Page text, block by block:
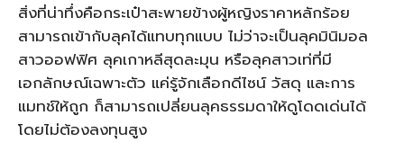
สิ่งที่น่าทึ่งคือกระเป๋าสะพายข้างผู้หญิงราคาหลักร้อย
สามารถเข้ากับลุคได้แทบทุกแบบ ไม่ว่าจะเป็นลุคมินิมอล
สาวออฟฟิศ ลุคเกาหลีสุดละมุน หรือลุคสาวเท่ที่มี
เอกลักษณ์เฉพาะตัว แค่รู้จักเลือกดีไซน์ วัสดุ และการ
แมทช์ให้ถูก ก็สามารถเปลี่ยนลุคธรรมดาให้ดูโดดเด่นได้
โดยไม่ต้องลงทุนสูง